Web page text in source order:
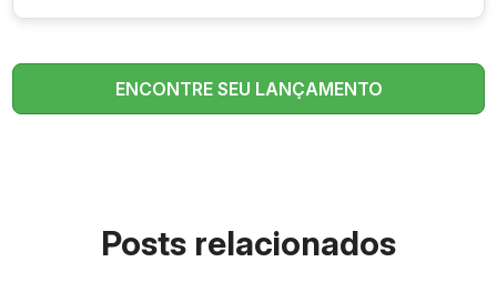
ENCONTRE SEU LANÇAMENTO
Posts relacionados